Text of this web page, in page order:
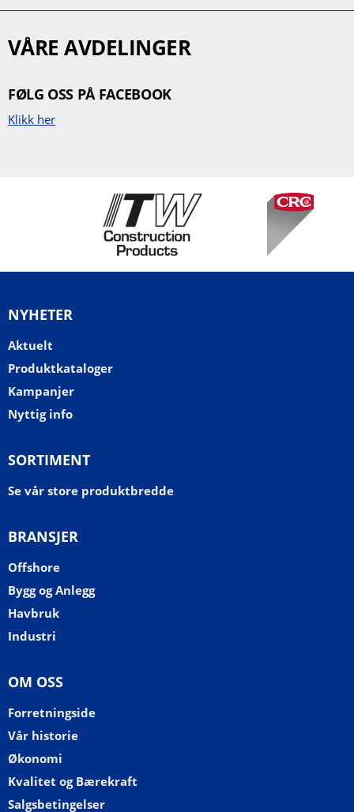
VÅRE AVDELINGER
FØLG OSS PÅ FACEBOOK
Klikk her
NYHETER
Aktuelt
Produktkataloger
Kampanjer
Nyttig info
SORTIMENT
Se vår store produktbredde
BRANSJER
Offshore
Bygg og Anlegg
Havbruk
Industri
OM OSS
Forretningside
Vår historie
Økonomi
Kvalitet og Bærekraft
Salgsbetingelser